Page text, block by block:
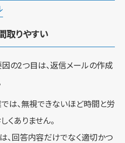
取りやすい
の2つ目は、返信メールの作成
は、無視できないほど時間と労
くありません。
、回答内容だけでなく適切かつ